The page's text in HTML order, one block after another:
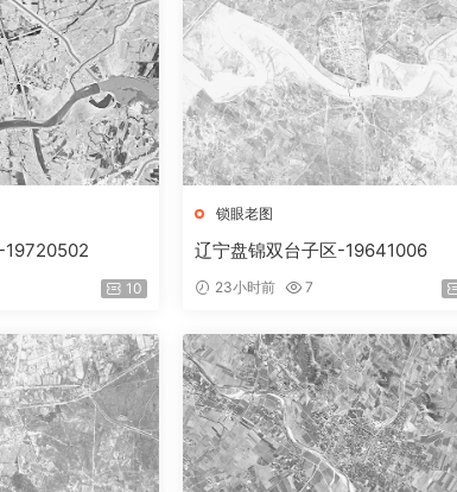
19720502
10
锁眼老图
辽宁盘锦双台子区-19641006
23小时前 7